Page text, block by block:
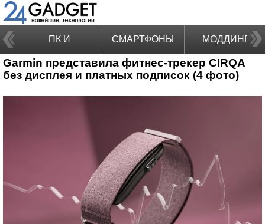
ПК И
НОУТБУКИ
СМАРТФОНЫ МОДДИНГ
Garmin представила фитнес-трекер CIRQA
без дисплея и платных подписок (4 фото)